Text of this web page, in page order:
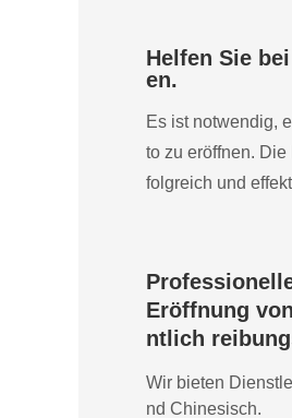
Helfen Sie
en.
Es ist notwendig,
to zu eröffnen.
folgreich und
Eröffnung
ntlich
Wir bieten
nd Chinesisch.